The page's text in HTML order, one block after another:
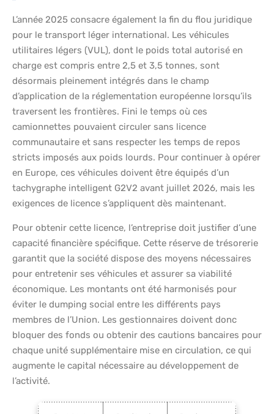
L’année 2025 consacre également la fin du flou juridique
pour le transport léger international. Les véhicules
utilitaires légers (VUL), dont le poids total autorisé en
charge est compris entre 2,5 et 3,5 tonnes, sont
désormais pleinement intégrés dans le champ
d’application de la réglementation européenne lorsqu’ils
traversent les frontières. Fini le temps où ces
camionnettes pouvaient circuler sans licence
communautaire et sans respecter les temps de repos
stricts imposés aux poids lourds. Pour continuer à opérer
en Europe, ces véhicules doivent être équipés d’un
tachygraphe intelligent G2V2 avant juillet 2026, mais les
exigences de licence s’appliquent dès maintenant.
Pour obtenir cette licence, l’entreprise doit justifier d’une
capacité financière spécifique. Cette réserve de trésorerie
garantit que la société dispose des moyens nécessaires
pour entretenir ses véhicules et assurer sa viabilité
économique. Les montants ont été harmonisés pour
éviter le dumping social entre les différents pays
membres de l’Union. Les gestionnaires doivent donc
bloquer des fonds ou obtenir des cautions bancaires pour
chaque unité supplémentaire mise en circulation, ce qui
augmente le capital nécessaire au développement de
l’activité.